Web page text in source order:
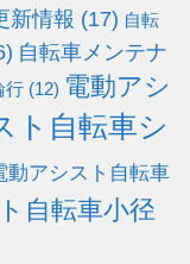
新情報 (17) 自転
自転車メンテナ
行 (12) 電動アシ
ト自転車シ
動アシスト自転車
自転車小径